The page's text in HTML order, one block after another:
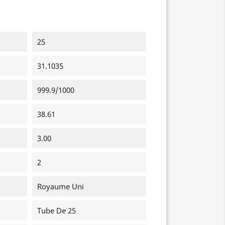
25
31.1035
999.9/1000
38.61
3.00
2
Royaume Uni
Tube De 25